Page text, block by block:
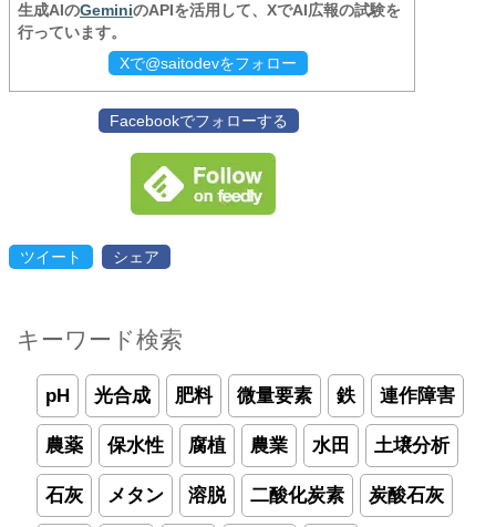
生成AIのGeminiのAPIを活用して、XでAI広報の試験を
行っています。
Xで@saitodevをフォロー
Facebookでフォローする
ツイート シェア
キーワード検索
pH 光合成 肥料 微量要素 鉄 連作障害
農薬 保水性 腐植 農業 水田 土壌分析
石灰 メタン 溶脱 二酸化炭素 炭酸石灰